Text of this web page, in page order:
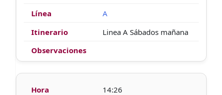
A
Linea A Sábados mañana
14:26